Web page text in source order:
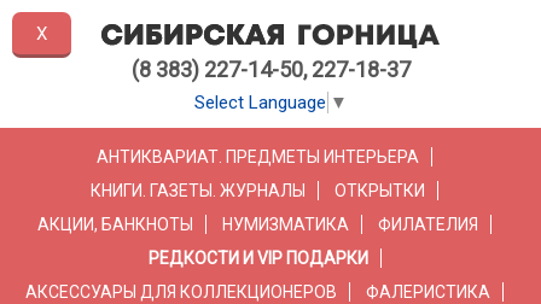
(8 383) 227-14-50, 227-18-37
Select Language ▼
АНТИКВАРИАТ. ПРЕДМЕТЫ ИНТЕРЬЕРА
КНИГИ. ГАЗЕТЫ. ЖУРНАЛЫ
ОТКРЫТКИ
АКЦИИ, БАНКНОТЫ
НУМИЗМАТИКА
ФИЛАТЕЛИЯ
РЕДКОСТИ И VIP ПОДАРКИ
АКСЕССУАРЫ ДЛЯ КОЛЛЕКЦИОНЕРОВ
ФАЛЕРИСТИКА
X